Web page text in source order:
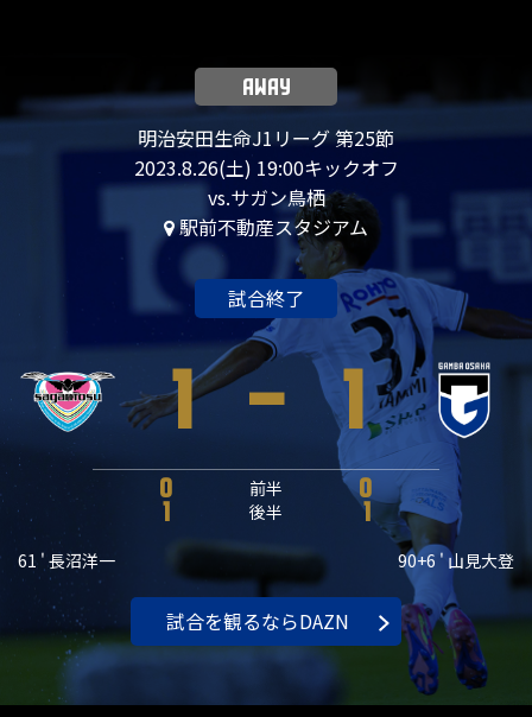
AWAY
明治安田生命J1リーグ 第25節
2023.8.26(土) 19:00キックオフ
vs.サガン鳥栖
駅前不動産スタジアム
試合終了
1 - 1
0 前半
0
1
後半 1
61 ' 長沼洋一 90+6 ' 山見大登
試合を観るならDAZN